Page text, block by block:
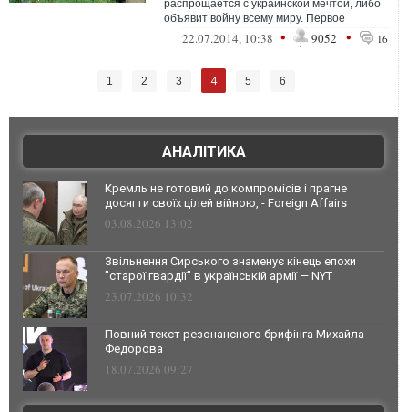
распрощается с украинской мечтой, либо
объявит войну всему миру. Первое
равнозначно политическ...
22.07.2014, 10:38 • 9052 • 16
1 2 3 4 5 6
АНАЛІТИКА
Кремль не готовий до компромісів і прагне
досягти своїх цілей війною, - Foreign Affairs
03.08.2026 13:02
Звільнення Сирського знаменує кінець епохи
"старої гвардії" в українській армії — NYT
23.07.2026 10:32
Повний текст резонансного брифінга Михайла
Федорова
18.07.2026 09:27